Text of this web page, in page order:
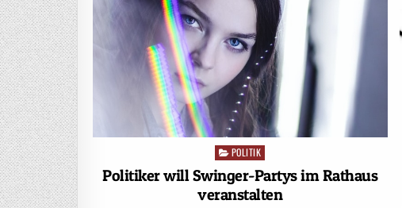
Posted
in
POLITIK
Politiker will Swinger-Partys im Rathaus
veranstalten